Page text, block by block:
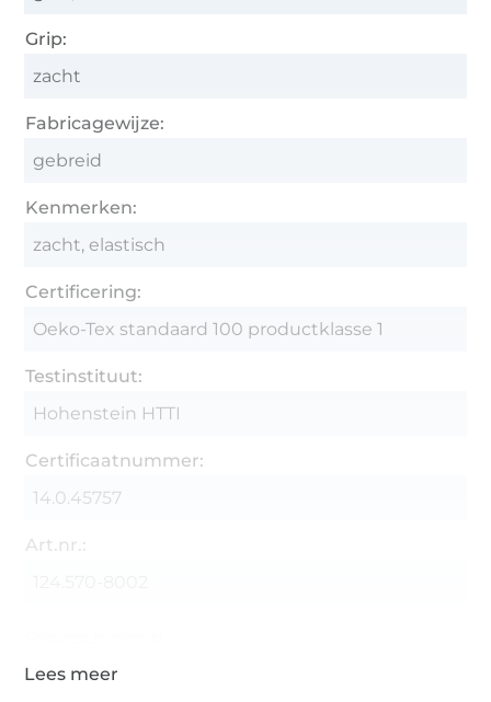
Grip:
zacht
Fabricagewijze:
gebreid
Kenmerken:
zacht, elastisch
Certificering:
Oeko-Tex standaard 100 productklasse 1
Testinstituut:
Hohenstein HTTI
Certificaatnummer:
14.0.45757
Art.nr.: